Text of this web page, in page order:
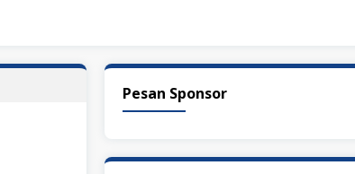
Pesan Sponsor